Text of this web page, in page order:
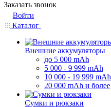
Заказать звонок
Войти
Каталог
Внешние аккумуляторы
до 5 000 mAh
5 000 - 9 999 mAh
10 000 - 19 999 mAh
20 000 mAh и более
Сумки и рюкзаки